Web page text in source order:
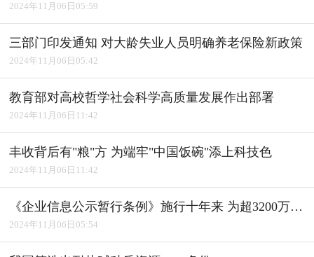
2024年11月06日05:59
三部门印发通知 对大龄失业人员明确养老保险新政策
2024年11月06日05:42
教育部对高校哲学社会科学高质量发展作出部署
2024年11月06日11:42
丰收背后有"粮"方 为端牢"中国饭碗"添上科技色
2024年11月06日11:42
《企业信息公示暂行条例》施行十年来 为超3200万户经营主体修复信用
2024年11月06日05:54